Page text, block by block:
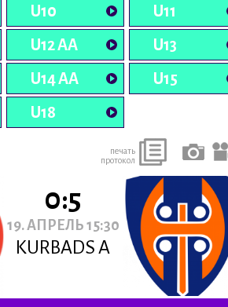
U10
U11
U12 AA
U13
U14 AA
U15
U18
печать
протокол
0:5
19. АПРЕЛЬ 15:30
KURBADS A